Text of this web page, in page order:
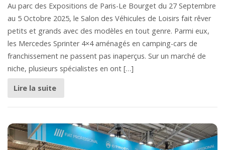
Au parc des Expositions de Paris-Le Bourget du 27 Septembre
au 5 Octobre 2025, le Salon des Véhicules de Loisirs fait rêver
petits et grands avec des modèles en tout genre. Parmi eux,
les Mercedes Sprinter 4×4 aménagés en camping-cars de
franchissement ne passent pas inaperçus. Sur un marché de
niche, plusieurs spécialistes en ont […]
Lire la suite